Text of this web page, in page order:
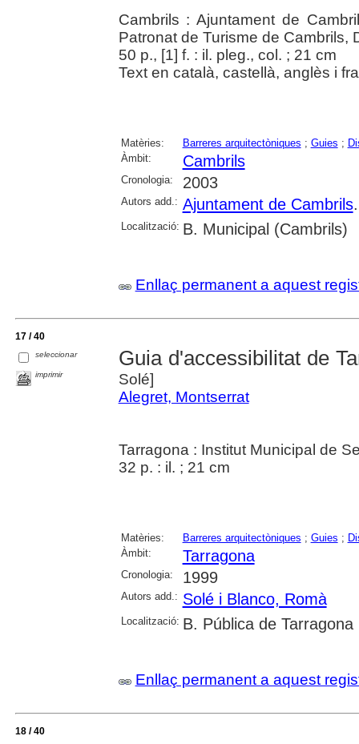
Cambrils : Ajuntament de
Patronat de Turisme de Cambrils,
50 p., [1] f. : il. pleg., col. ; 21 cm
Text en català, castellà, anglès i
Matèries: Barreres arquitectòniques ; Guies ;
Àmbit:
Cambrils
Cronologia: 2003
Autors add.: Ajuntament de Cambrils
Localització: B. Municipal (Cambrils)
Enllaç permanent a aquest
17 / 40
seleccionar
imprimir
Guia d'accessibilitat de
Solé]
Alegret, Montserrat
Tarragona : Institut Municipal de
32 p. : il. ; 21 cm
Matèries: Barreres arquitectòniques ; Guies ;
Àmbit:
Tarragona
Cronologia: 1999
Autors add.: Solé i Blanco, Romà
Localització: B. Pública de Tarragona
Enllaç permanent a aquest
18 / 40